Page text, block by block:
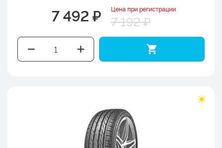
7 492 ₽ Цена при регистрации
7 192 ₽